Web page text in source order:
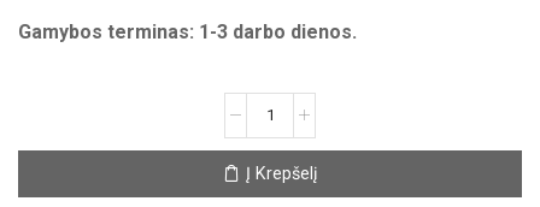
Gamybos terminas: 1-3 darbo dienos.
Unisex
marškinėliai
Į Krepšelį